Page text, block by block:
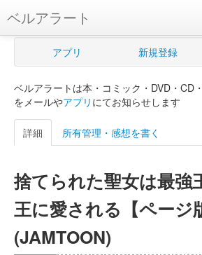
ベルアラート
ベルアラートとは
新規登録
ログイン
購入管理
Myシェルフ
プレミアム
アプリ 新規登録
ベルアラートは本・コミック・DVD・CD
をメールやアプリ にてお知らせします
詳細 所有管理・感想を書く
捨てられた聖女は最強
王に愛される【ページ
(JAMTOON)